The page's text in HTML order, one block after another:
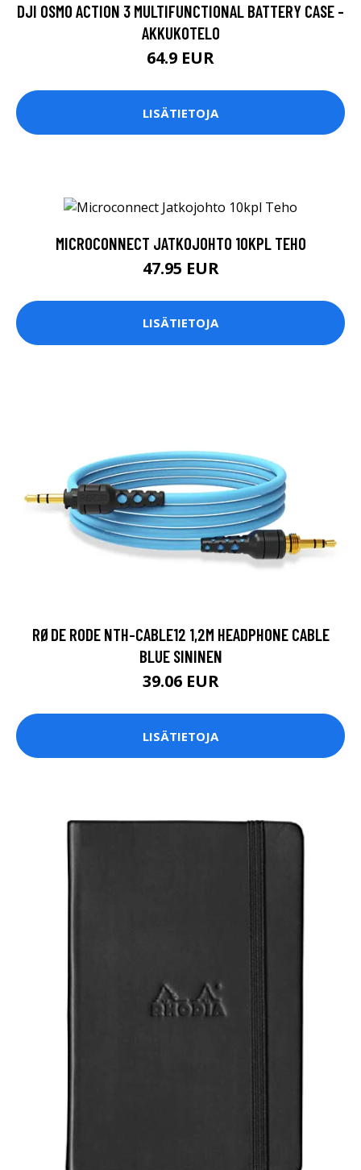
DJI OSMO ACTION 3 MULTIFUNCTIONAL BATTERY CASE -
AKKUKOTELO
64.9 EUR
LISÄTIETOJA
MICROCONNECT JATKOJOHTO 10KPL TEHO
47.95 EUR
LISÄTIETOJA
RØDE RODE NTH-CABLE12 1,2M HEADPHONE CABLE
BLUE SININEN
39.06 EUR
LISÄTIETOJA